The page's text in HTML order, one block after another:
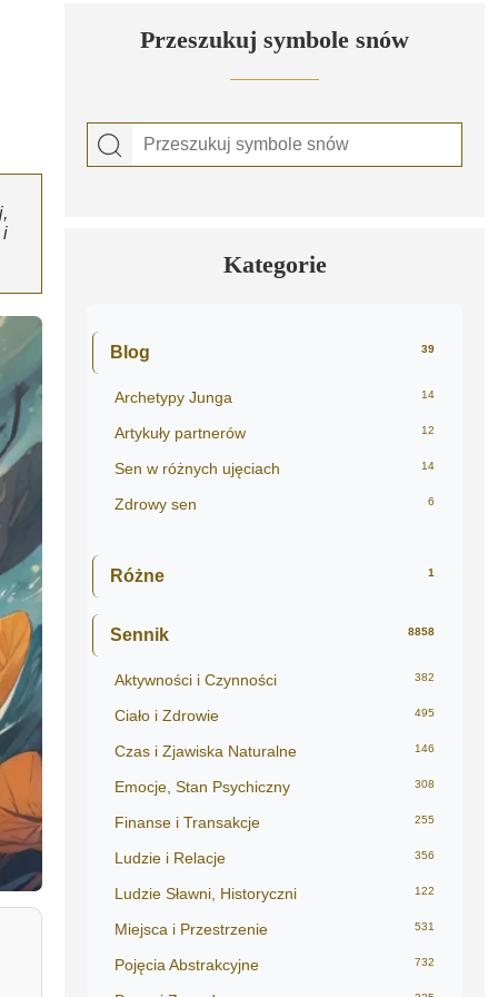
i
Przeszukuj symbole snów
Kategorie
Blog 39
Archetypy Junga 14
Artykuły partnerów 12
Sen w różnych ujęciach 14
Zdrowy sen 6
Różne 1
Sennik 8858
Aktywności i Czynności 382
Ciało i Zdrowie 495
Czas i Zjawiska Naturalne 146
Emocje, Stan Psychiczny 308
Finanse i Transakcje 255
Ludzie i Relacje 356
Ludzie Sławni, Historyczni 122
Miejsca i Przestrzenie 531
Pojęcia Abstrakcyjne 732